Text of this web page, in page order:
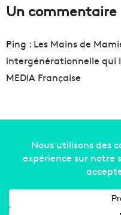
t
M
a
r
M
v
e
m
e
u
Un commentaire
Ping : Les Mains de
intergénérationnelle qui
MEDIA Française
Copyright © 2014-2022
mentions
sommes-